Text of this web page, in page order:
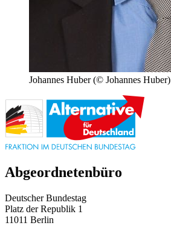
Johannes Huber (© Johannes Huber)
Abgeordnetenbüro
Deutscher Bundestag
Platz der Republik 1
11011 Berlin